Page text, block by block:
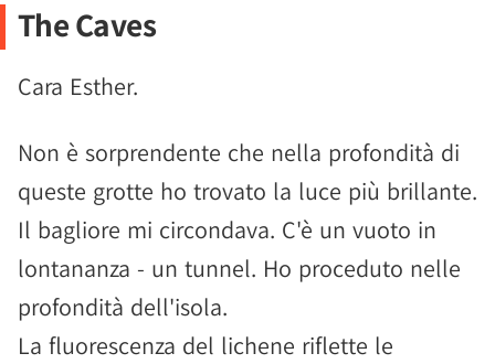
The Caves
Cara Esther.
Non è sorprendente che nella profondità di
queste grotte ho trovato la luce più brillante.
Il bagliore mi circondava. C'è un vuoto in
lontananza - un tunnel. Ho proceduto nelle
profondità dell'isola.
La fluorescenza del lichene riflette le